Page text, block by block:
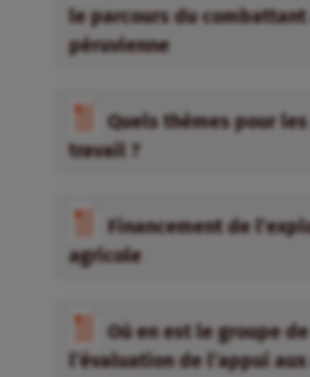
le parcours du combattant
péruvienne
Quels thèmes pour
travail ?
Financement de
agricole
Où en est le groupe
l’évaluation de l’appui aux